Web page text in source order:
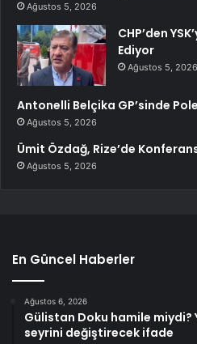
Ağustos 5, 2026
CHP’den
Ediyor
Ağustos 5, 2026
Antonelli Belçika GP’sinde
Ağustos 5, 2026
Ümit Özdağ, Rize’de
Ağustos 5, 2026
En Güncel Haberler
Ağustos 6, 2026
Gülistan Doku hamile miydi?
seyrini değiştirecek ifade